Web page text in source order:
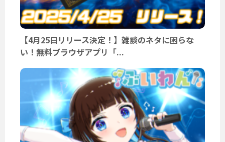
【4月25日リリース決定！】雑談のネタに困らな
い！無料ブラウザアプリ「...